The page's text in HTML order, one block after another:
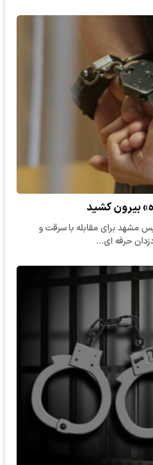
بیرون کشید
و ضربتی 24 ساعته پلیس مشهد برای مقابله با سرقت و
حرفه ای…